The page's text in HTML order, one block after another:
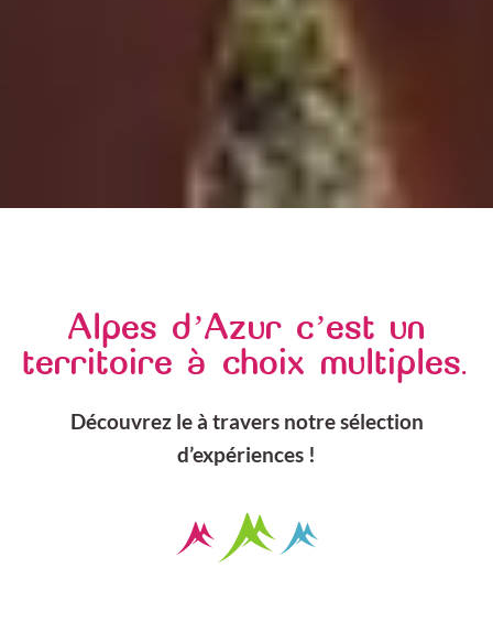
Alpes d’Azur c’est un
territoire à choix multiples.
Découvrez le à travers notre sélection
d’expériences !